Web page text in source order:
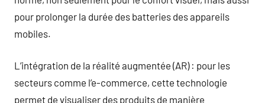
pour prolonger la durée des batteries des appareils
mobiles.
L’intégration de la réalité augmentée (AR) : pour les
secteurs comme l’e-commerce, cette technologie
permet de visualiser des produits de manière